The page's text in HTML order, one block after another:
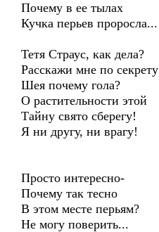
Почему в ее тылах
Кучка перьев проросла...
Тетя Страус, как дела?
Расскажи мне по секрету
Шея почему гола?
О растительности этой
Тайну свято сберегу!
Я ни другу, ни врагу!
Просто интересно-
Почему так тесно
В этом месте перьям?
Не могу поверить...